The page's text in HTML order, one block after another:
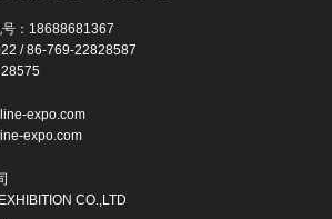
：18688681367
/ 86-769-22828587
expo.com
expo.com
CO.,LTD